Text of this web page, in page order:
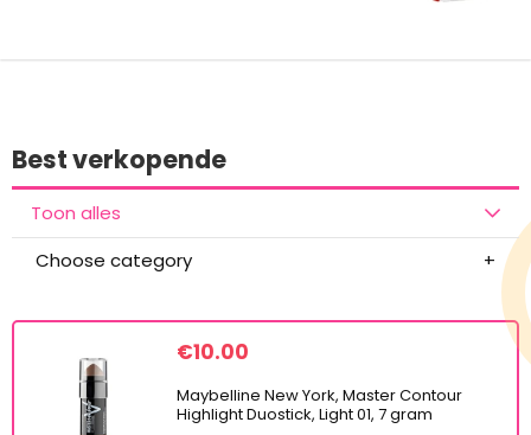
Best verkopende
Toon alles
Choose category
€10.00
Maybelline New York, Master Contour
Highlight Duostick, Light 01, 7 gram